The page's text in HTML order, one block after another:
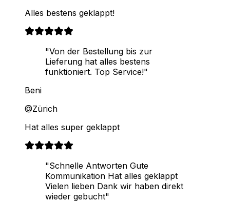
Alles bestens geklappt!
"Von der Bestellung bis zur
Lieferung hat alles bestens
funktioniert. Top Service!"
Beni
@Zürich
Hat alles super geklappt
"Schnelle Antworten Gute
Kommunikation Hat alles geklappt
Vielen lieben Dank wir haben direkt
wieder gebucht"